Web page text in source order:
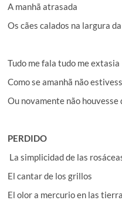
A manhã atrasada
Os cães calados na largura
Tudo me fala tudo me extasia
Como se amanhã não
Ou novamente não houvesse
PERDIDO
La simplicidad de las
El cantar de los grillos
El olor a mercurio en las